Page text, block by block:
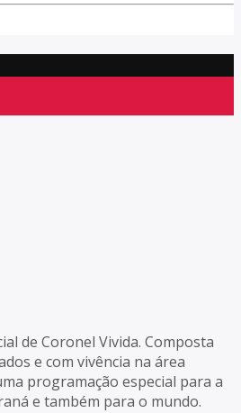
de Coronel Vivida. Composta
e com vivência na área
programação especial para a
e também para o mundo.